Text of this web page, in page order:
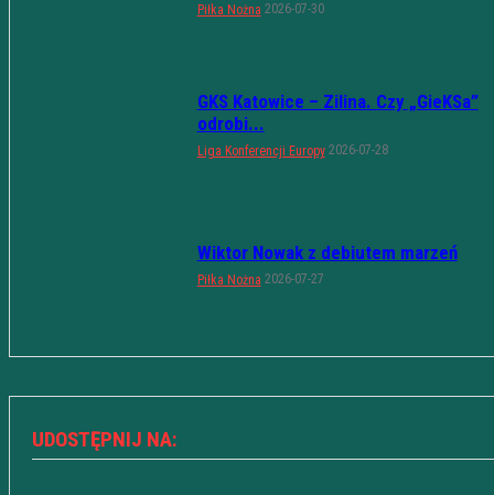
Piłka Nożna 2026-07-30
GKS Katowice – Zilina. Czy „GieKSa”
odrobi...
Liga Konferencji Europy 2026-07-28
Wiktor Nowak z debiutem marzeń
Piłka Nożna 2026-07-27
UDOSTĘPNIJ NA: